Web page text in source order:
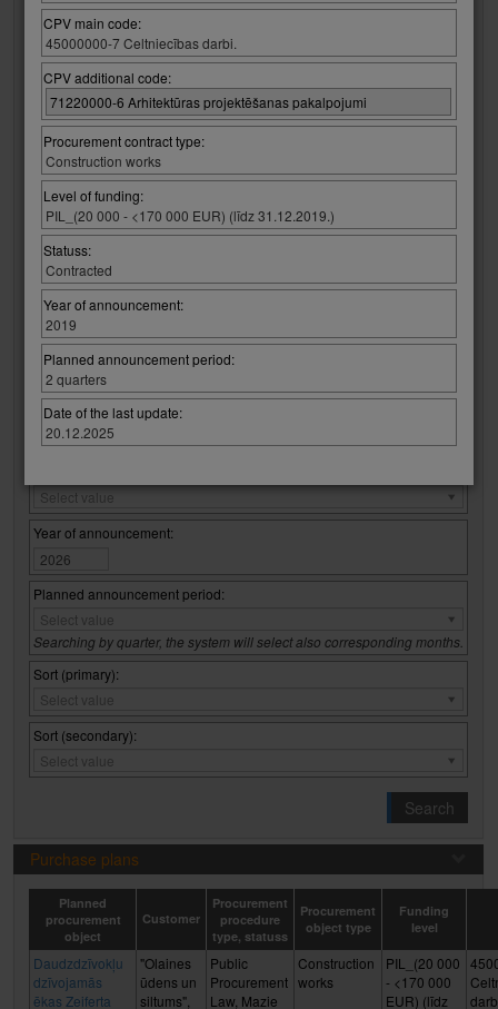
Regulatory Law:
Select value
Regulatory
Law:
Regulation / procurement :
Select value
Regulation
procurement
CPV code:
Select group:
Select value
Select code:
Select value
No entry added
Procurement contract type:
Select value
Procurement
contract
type:
Level of funding:
Select value
Level
of
Select value
Statuss:
Year of announcement:
Planned announcement period:
Select value
Planned
announcement
period:
Searching by quarter, the system will select also corresponding months.
Sort (primary):
Select value
Sort
(primary):
Sort (secondary):
Select value
Sort
(secondary):
Search
Purchase plans
Planned
procurement
object
Customer
Procurement
procedure
type, statuss
Procurement
object type
Funding
level
Daudzdzīvokļu
dzīvojamās
ēkas Zeiferta
"Olaines
ūdens un
siltums",
Public
Procurement
Law, Mazie
Construction
works
PIL_(20 000
- <170 000
EUR) (līdz
CPV main code:
45000000-7 Celtniecības darbi.
CPV additional code:
71220000-6 Arhitektūras projektēšanas pakalpojumi
Procurement contract type:
Construction works
Level of funding:
PIL_(20 000 - <170 000 EUR) (līdz 31.12.2019.)
Statuss:
Contracted
Year of announcement:
2019
Planned announcement period:
2 quarters
Date of the last update:
20.12.2025